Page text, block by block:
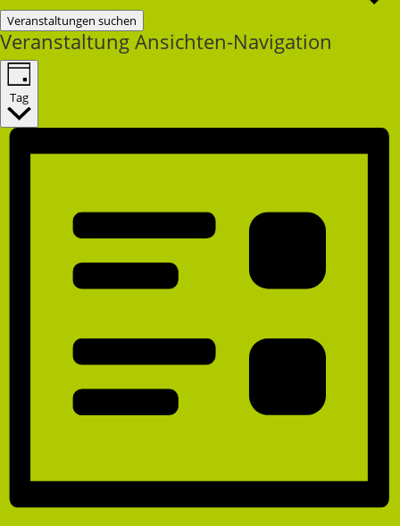
Veranstaltungen suchen
Veranstaltung Ansichten-Navigation
Tag